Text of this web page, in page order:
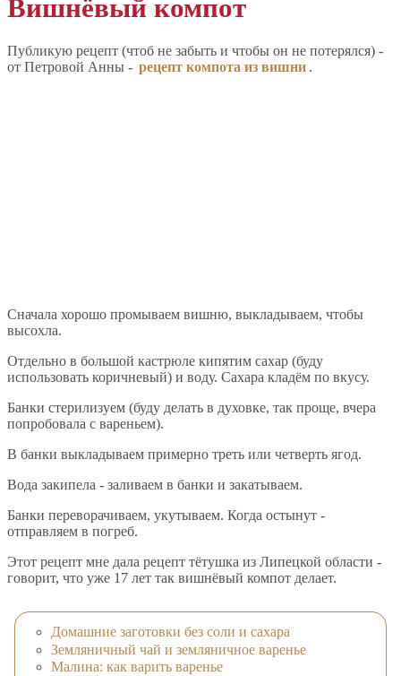
Вишнёвый компот
Публикую рецепт (чтоб не забыть и чтобы он не потерялся) -
от Петровой Анны - рецепт компота из вишни .
Сначала хорошо промываем вишню, выкладываем, чтобы
высохла.
Отдельно в большой кастрюле кипятим сахар (буду
использовать коричневый) и воду. Сахара кладём по вкусу.
Банки стерилизуем (буду делать в духовке, так проще, вчера
попробовала с вареньем).
В банки выкладываем примерно треть или четверть ягод.
Вода закипела - заливаем в банки и закатываем.
Банки переворачиваем, укутываем. Когда остынут -
отправляем в погреб.
Этот рецепт мне дала рецепт тётушка из Липецкой области -
говорит, что уже 17 лет так вишнёвый компот делает.
Домашние заготовки без соли и сахара
Земляничный чай и земляничное варенье
Малина: как варить варенье